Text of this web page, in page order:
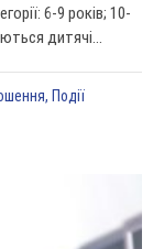
6-9 років; 10-
дитячі...
, Події